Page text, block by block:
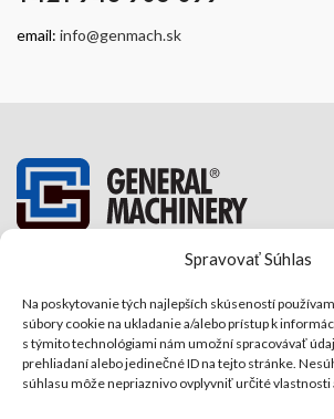
Spravovať Súhlas
Na poskytovanie tých najlepších skúseností
súbory cookie na ukladanie a/alebo prístup k
s týmito technológiami nám umožní spracovávať
prehliadaní alebo jedinečné ID na tejto stránke.
súhlasu môže nepriaznivo ovplyvniť určité vlastnosti
email: info@genmach.sk
GENERAL MACHINERY
Sedmikrásková 2205/13
95501 Topoľčany
Informácie